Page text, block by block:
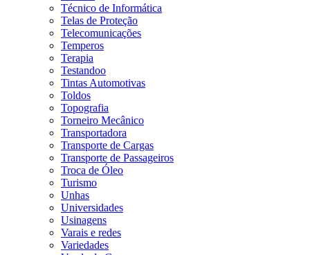
Técnico de Informática
Telas de Proteção
Telecomunicações
Temperos
Terapia
Testandoo
Tintas Automotivas
Toldos
Topografia
Torneiro Mecânico
Transportadora
Transporte de Cargas
Transporte de Passageiros
Troca de Óleo
Turismo
Unhas
Universidades
Usinagens
Varais e redes
Variedades